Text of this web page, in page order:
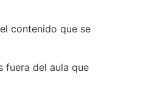
contenido que se
fuera del aula que